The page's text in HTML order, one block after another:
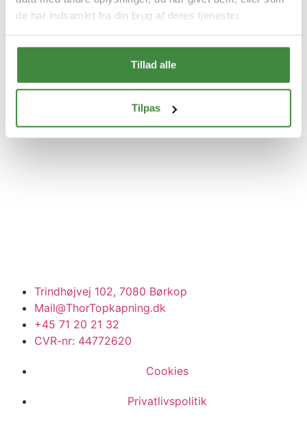
de har indsamlet fra din brug af deres tjenester.
Tillad alle
Tilpas
områder
Oprydning, flisning og bortskaffelse – vi rydder op efter
Vejtilladelse, vejafspærring og fuld forsikring
Få et uforpligtende tilbud i dag –klik her
Trindhøjvej 102, 7080 Børkop
Mail@ThorTopkapning.dk
+45 71 20 21 32
CVR-nr: 44772620
Cookies
Privatlivspolitik